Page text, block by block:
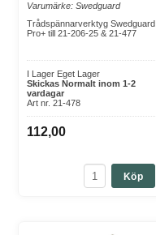
Varumärke: Swedguard
Trådspännarverktyg Swedguard
Pro+ till 21-206-25 & 21-477
I Lager Eget Lager
Skickas Normalt inom 1-2
vardagar
Art nr. 21-478
112,00
Köp